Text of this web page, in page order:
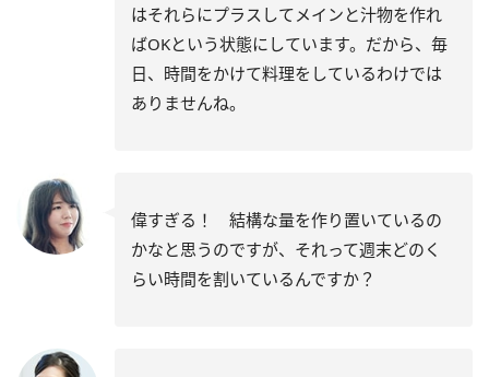
はそれらにプラスしてメインと汁物を作れ
ばOKという状態にしています。だから、毎
日、時間をかけて料理をしているわけでは
ありませんね。
偉すぎる！ 結構な量を作り置いているの
かなと思うのですが、それって週末どのく
らい時間を割いているんですか？